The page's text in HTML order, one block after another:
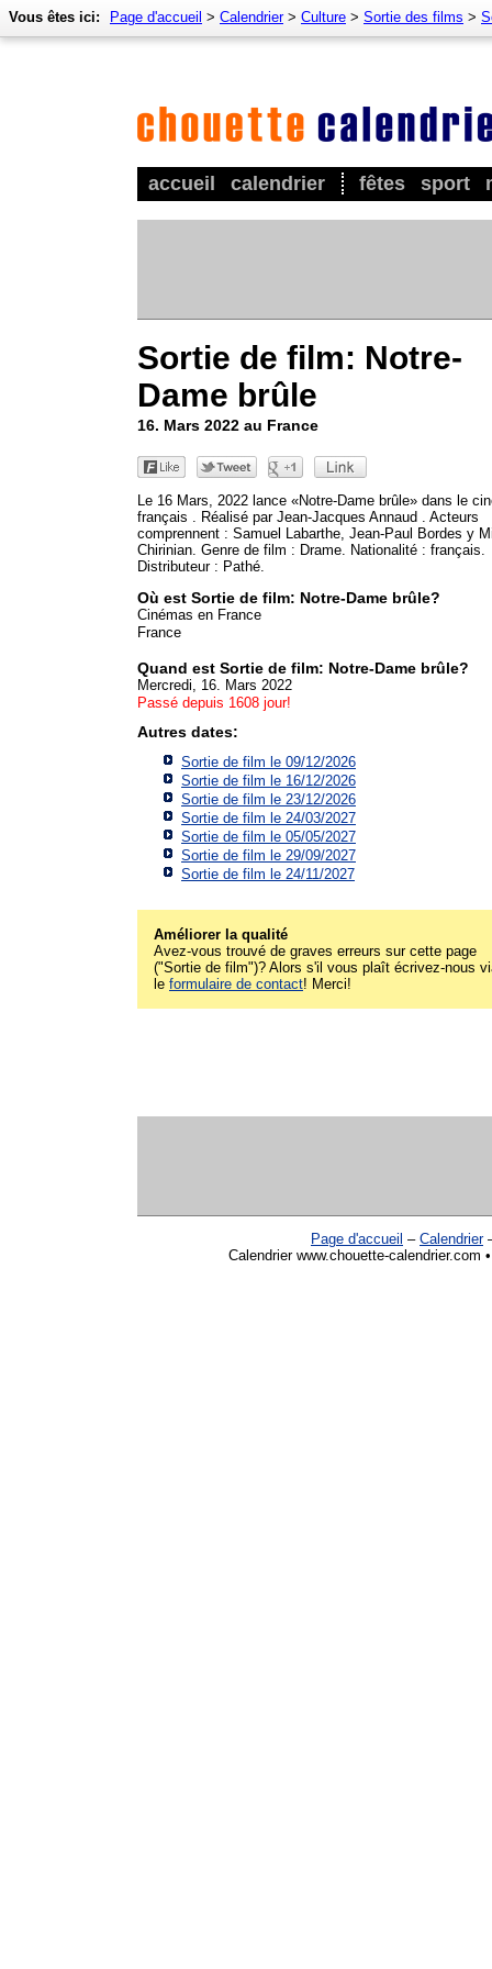
accueil calendrier fêtes sport
Vous êtes ici: Page d'accueil > Calendrier> Culture > Sortie des films >
Sortie de film: Notre-
Dame brûle
16. Mars 2022 au France
Le 16 Mars, 2022 lance «Notre-Dame brûle» dans le
français . Réalisé par Jean-Jacques Annaud . Acteurs
comprennent : Samuel Labarthe, Jean-Paul Bordes y
Chirinian. Genre de film : Drame. Nationalité : français.
Distributeur : Pathé.
Où est Sortie de film: Notre-Dame brûle?
Cinémas en France
France
Quand est Sortie de film: Notre-Dame brûle?
Mercredi, 16. Mars 2022
Passé depuis 1608 jour!
Autres dates:
Sortie de film le 09/12/2026
Sortie de film le 16/12/2026
Sortie de film le 23/12/2026
Sortie de film le 24/03/2027
Sortie de film le 05/05/2027
Sortie de film le 29/09/2027
Sortie de film le 24/11/2027
Améliorer la qualité
Avez-vous trouvé de graves erreurs sur cette page
("Sortie de film")? Alors s'il vous plaît écrivez-nous
le formulaire de contact! Merci!
Page d'accueil – Calendrier
Calendrier www.chouette-